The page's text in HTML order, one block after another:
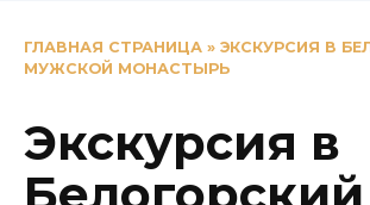
ГЛАВНАЯ СТРАНИЦА » ЭКСКУРСИЯ В
МУЖСКОЙ МОНАСТЫРЬ
Экскурсия в